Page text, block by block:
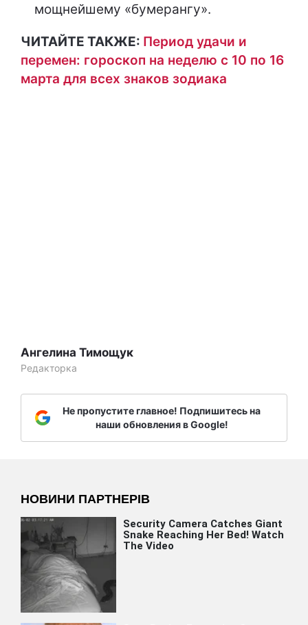
мощнейшему «бумерангу».
ЧИТАЙТЕ ТАКЖЕ: Период удачи и
перемен: гороскоп на неделю с 10 по 16
марта для всех знаков зодиака
Ангелина Тимощук
Редакторка
Не пропустите главное! Подпишитесь на
наши обновления в Google!